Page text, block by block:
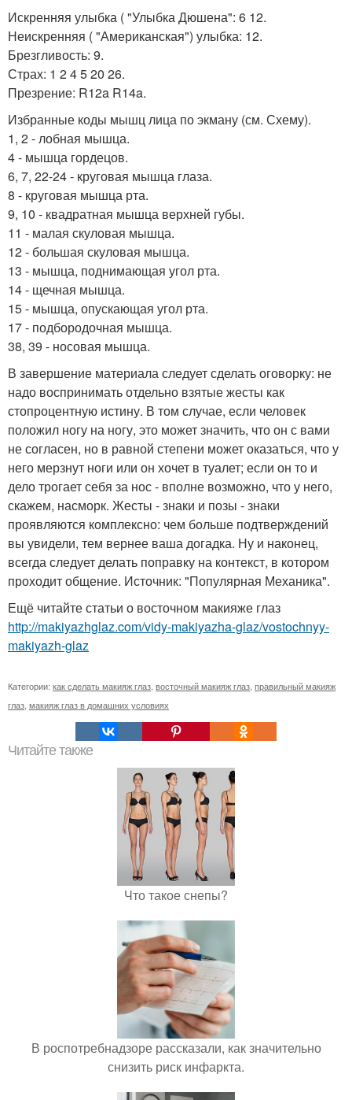
Искренняя улыбка ( "Улыбка Дюшена": 6 12.
Неискренняя ( "Американская") улыбка: 12.
Брезгливость: 9.
Страх: 1 2 4 5 20 26.
Презрение: R12a R14a.
Избранные коды мышц лица по экману (см. Схему).
1, 2 - лобная мышца.
4 - мышца гордецов.
6, 7, 22-24 - круговая мышца глаза.
8 - круговая мышца рта.
9, 10 - квадратная мышца верхней губы.
11 - малая скуловая мышца.
12 - большая скуловая мышца.
13 - мышца, поднимающая угол рта.
14 - щечная мышца.
15 - мышца, опускающая угол рта.
17 - подбородочная мышца.
38, 39 - носовая мышца.
В завершение материала следует сделать оговорку: не
надо воспринимать отдельно взятые жесты как
стопроцентную истину. В том случае, если человек
положил ногу на ногу, это может значить, что он с вами
не согласен, но в равной степени может оказаться, что у
него мерзнут ноги или он хочет в туалет; если он то и
дело трогает себя за нос - вполне возможно, что у него,
скажем, насморк. Жесты - знаки и позы - знаки
проявляются комплексно: чем больше подтверждений
вы увидели, тем вернее ваша догадка. Ну и наконец,
всегда следует делать поправку на контекст, в котором
проходит общение. Источник: "Популярная Механика".
Ещё читайте статьи о восточном макияже глаз
http://makiyazhglaz.com/vidy-makiyazha-glaz/vostochnyy-
makiyazh-glaz
Категории: как сделать макияж глаз восточный макияж глаз правильный макияж
глаз макияж глаз в домашних условиях
Читайте также
Что такое снепы?
В роспотребнадзоре рассказали, как значительно
снизить риск инфаркта.